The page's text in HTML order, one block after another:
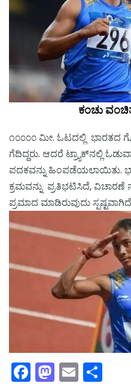
ಕಂಚು
೧೦೦೦೦ ಮೀ. ಓಟದಲ್ಲಿ ಭಾರತದ
ಗೆದಿದ್ದರು. ಆದರೆ ಟ್ರ್ಯಾಕ್‌ನಲ್ಲಿ
ಪದಕವನ್ನು ಹಿಂಪಡೆಯಲಾಯಿತು.
ಕ್ರಮವನ್ನು ಪ್ರತಿಭಟಿಸಿದೆ,
ಪ್ರಮಾದ ಮಾಡಿರುವುದು
Facebook
Email